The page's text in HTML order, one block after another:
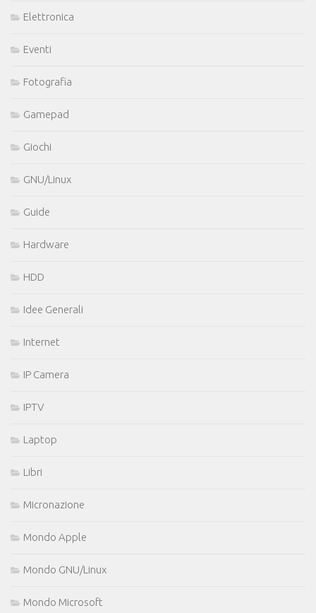
Elettronica
Eventi
Fotografia
Gamepad
Giochi
GNU/Linux
Guide
Hardware
HDD
Idee Generali
Internet
IP Camera
IPTV
Laptop
Libri
Micronazione
Mondo Apple
Mondo GNU/Linux
Mondo Microsoft